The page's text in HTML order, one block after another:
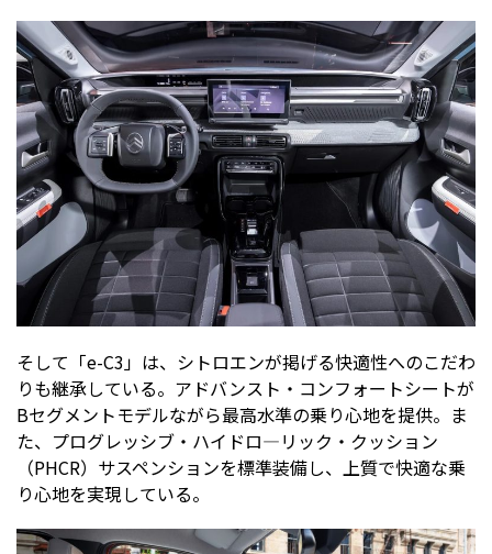
そして「e-C3」は、シトロエンが掲げる快適性へのこだわ
りも継承している。アドバンスト・コンフォートシートが
Bセグメントモデルながら最高水準の乗り心地を提供。ま
た、プログレッシブ・ハイドロ―リック・クッション
（PHCR）サスペンションを標準装備し、上質で快適な乗
り心地を実現している。